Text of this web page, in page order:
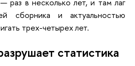
раз в несколько лет, и там лаг
сборника и актуальностью
трех-четырех лет.
статистика